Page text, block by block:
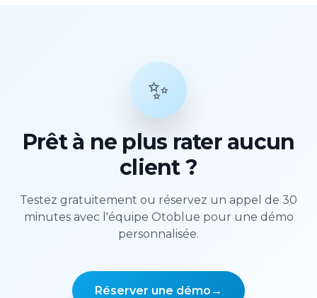
✨
Prêt à ne plus rater aucun
client ?
Testez gratuitement ou réservez un appel de 30
minutes avec l'équipe Otoblue pour une démo
personnalisée.
Réserver une démo →